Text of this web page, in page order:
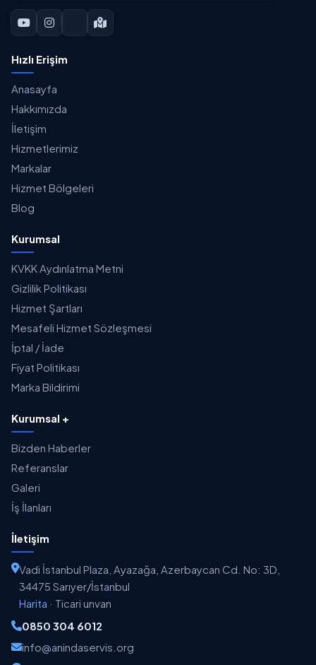
Hızlı Erişim
Anasayfa
Hakkımızda
İletişim
Hizmetlerimiz
Markalar
Hizmet Bölgeleri
Blog
Kurumsal
KVKK Aydınlatma Metni
Gizlilik Politikası
Hizmet Şartları
Mesafeli Hizmet Sözleşmesi
İptal / İade
Fiyat Politikası
Marka Bildirimi
Kurumsal +
Bizden Haberler
Referanslar
Galeri
İş İlanları
İletişim
Vadi İstanbul Plaza, Ayazağa, Azerbaycan Cd. No: 3D,
34475 Sarıyer/İstanbul
Harita · Ticari unvan
0850 304 6012
info@anindaservis.org